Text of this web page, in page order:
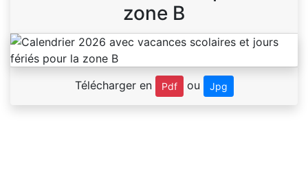
zone B
Télécharger en Pdf ou Jpg